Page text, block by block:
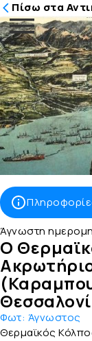
Μετάβαση
στο
περιεχόμενο
Πίσω στα
Άγνωστη
Ο
Φωτ: Άγνωστος
Θερμαϊκός